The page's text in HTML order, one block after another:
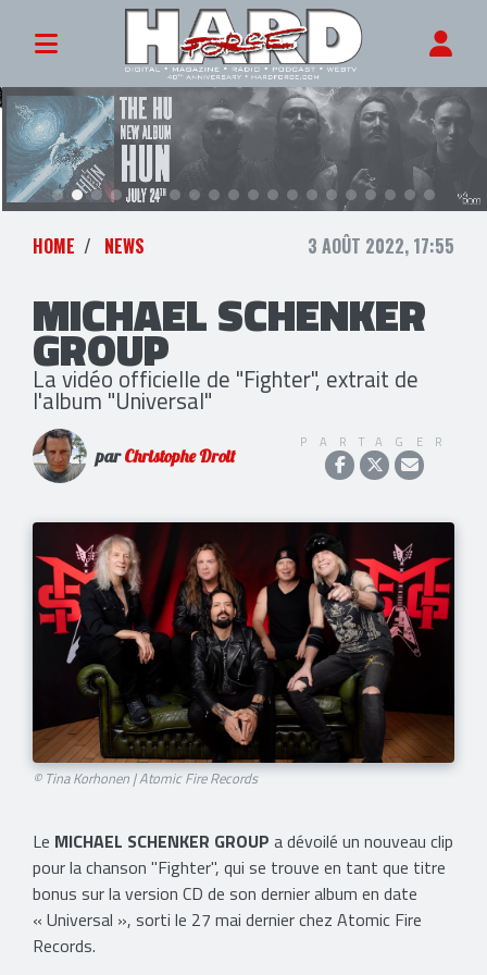
HOME NEWS 3 AOÛT 2022, 17:55
MICHAEL SCHENKER
GROUP
La vidéo officielle de "Fighter", extrait de
l'album "Universal"
parChristophe Droit
PARTAGER
© Tina Korhonen | Atomic Fire Records
Le MICHAEL SCHENKER GROUP a dévoilé un nouveau clip
pour la chanson "Fighter", qui se trouve en tant que titre
bonus sur la version CD de son dernier album en date
« Universal », sorti le 27 mai dernier chez Atomic Fire
Records.